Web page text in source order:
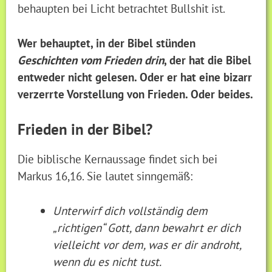
behaupten bei Licht betrachtet Bullshit ist.
Wer behauptet, in der Bibel stünden
Geschichten vom Frieden drin, der hat die Bibel
entweder nicht gelesen. Oder er hat eine bizarr
verzerrte Vorstellung von Frieden. Oder beides.
Frieden in der Bibel?
Die biblische Kernaussage findet sich bei
Markus 16,16. Sie lautet sinngemäß:
Unterwirf dich vollständig dem
„richtigen“ Gott, dann bewahrt er dich
vielleicht vor dem, was er dir androht,
wenn du es nicht tust.